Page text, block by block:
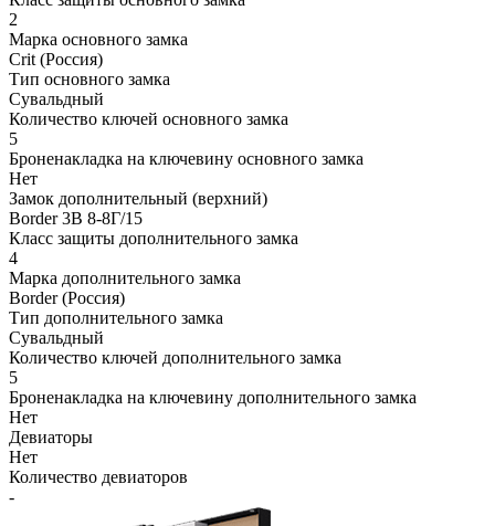
2
Марка основного замка
Crit (Россия)
Тип основного замка
Сувальдный
Количество ключей основного замка
5
Броненакладка на ключевину основного замка
Нет
Замок дополнительный (верхний)
Border 3В 8-8Г/15
Класс защиты дополнительного замка
4
Марка дополнительного замка
Border (Россия)
Тип дополнительного замка
Сувальдный
Количество ключей дополнительного замка
5
Броненакладка на ключевину дополнительного замка
Нет
Девиаторы
Нет
Количество девиаторов
-